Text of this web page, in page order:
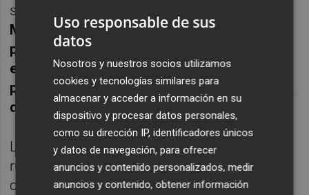
set.
Musetti todavía aguantó para el 5-3, el
pupilo de Juan Carlos Ferrero lo cerró
echando la bola al aire sin conceder ningún
punto más y con una gran volea de derecha
después de 40 minutos.
La segunda manga la inició Alcaraz con otra
ruptura para seguir llevando la iniciativa y,
con su tercer servicio consecutivo ganado
Uso responsable de sus
datos
Nosotros y nuestros socios utilizamos
cookies y tecnologías similares para
almacenar y acceder a información en su
dispositivo y procesar datos personales,
como su dirección IP, identificadores únicos
y datos de navegación, para ofrecer
anuncios y contenido personalizados, medir
anuncios y contenido, obtener información